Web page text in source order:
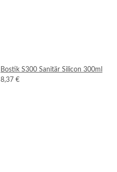
Bostik S300 Sanitär Silicon 300ml
8,37 €